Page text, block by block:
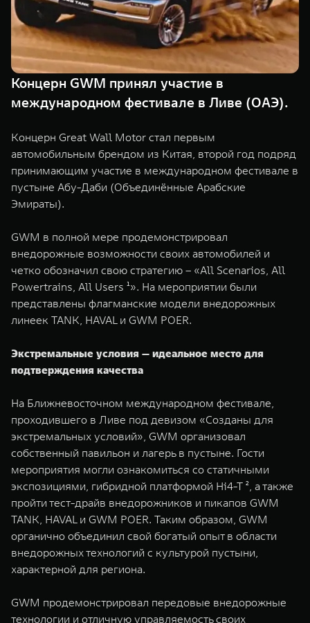
TANK 500
Веди за собой
от 6 499 000 ₽
TANK 700
Сила признания
от 10 199 000 ₽
WEY 07
Расширяя границы комфорта
от 6 149 000 ₽
WEY 05
WEY 80
от 6 449 000 ₽
WEY 80 Лаундж
от 8 099 000 ₽
TANK Финансы
Корпоративным клиентам
TANK ФИНАНСЫ
TANK Кредит
TANK Страхование
Сервис
Специальные предложения
Моторные масла
ЦИФРОВЫЕ СЕРВИСЫ TANK
Подписки
Концерн GWM принял участие в
международном фестивале в Ливе (ОАЭ).
Концерн Great Wall Motor стал первым
автомобильным брендом из Китая, второй год подряд
принимающим участие в международном фестивале в
пустыне Абу-Даби (Объединённые Арабские
Эмираты).
GWM в полной мере продемонстрировал
внедорожные возможности своих автомобилей и
четко обозначил свою стратегию – «All Scenarios, All
Powertrains, All Users ¹». На мероприятии были
представлены флагманские модели внедорожных
линеек TANK, HAVAL и GWM POER.
Экстремальные условия — идеальное место для
подтверждения качества
На Ближневосточном международном фестивале,
проходившего в Ливе под девизом «Созданы для
экстремальных условий», GWM организовал
собственный павильон и лагерь в пустыне. Гости
мероприятия могли ознакомиться со статичными
экспозициями, гибридной платформой Hi4-T ², а также
пройти тест-драйв внедорожников и пикапов GWM
TANK, HAVAL и GWM POER. Таким образом, GWM
органично объединил свой богатый опыт в области
внедорожных технологий с культурой пустыни,
характерной для региона.
GWM продемонстрировал передовые внедорожные
технологии и отличную управляемость своих